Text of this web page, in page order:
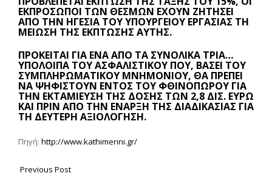
ΕΚΠΡΌΣΩΠΟΙ ΤΩΝ ΘΕΣΜΏΝ ΈΧΟΥΝ ΖΗΤΉΣΕΙ
ΑΠΌ ΤΗΝ ΗΓΕΣΊΑ ΤΟΥ ΥΠΟΥΡΓΕΊΟΥ ΕΡΓΑΣΊΑΣ ΤΗ
ΜΕΊΩΣΗ ΤΗΣ ΈΚΠΤΩΣΗΣ ΑΥΤΉΣ.
ΠΡΌΚΕΙΤΑΙ ΓΙΑ ΈΝΑ ΑΠΌ ΤΑ ΣΥΝΟΛΙΚΆ ΤΡΊΑ…
ΥΠΌΛΟΙΠΑ ΤΟΥ ΑΣΦΑΛΙΣΤΙΚΟΎ ΠΟΥ, ΒΆΣΕΙ ΤΟΥ
ΣΥΜΠΛΗΡΩΜΑΤΙΚΟΎ ΜΝΗΜΟΝΊΟΥ, ΘΑ ΠΡΈΠΕΙ
ΝΑ ΨΗΦΙΣΤΟΎΝ ΕΝΤΌΣ ΤΟΥ ΦΘΙΝΟΠΏΡΟΥ ΓΙΑ
ΤΗΝ ΕΚΤΑΜΊΕΥΣΗ ΤΗΣ ΔΌΣΗΣ ΤΩΝ 2,8 ΔΙΣ. ΕΥΡΏ
ΚΑΙ ΠΡΙΝ ΑΠΌ ΤΗΝ ΈΝΑΡΞΗ ΤΗΣ ΔΙΑΔΙΚΑΣΊΑΣ ΓΙΑ
ΤΗ ΔΕΎΤΕΡΗ ΑΞΙΟΛΌΓΗΣΗ.
Πηγή: http://www.kathimerini.gr/
Previous Post